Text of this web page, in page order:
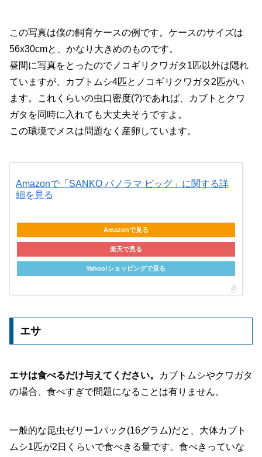
この写真は僕の飼育ケースの例です。ケースのサイズは
56x30cmと、かなり大きめのものです。
昼間に写真をとったのでノコギリクワガタ1匹以外は隠れ
ていますが、カブトムシ4匹とノコギリクワガタ2匹がい
ます。これくらいの虫口密度(?)であれば、カブトとクワ
ガタを同時に入れても大丈夫そうですよ。
この環境でメスは問題なく産卵しています。
Amazonで「SANKO パノラマ ビッグ」に関する詳
細を見る
Amazonで見る
楽天で見る
Yahoo!ショッピングで見る
エサ
エサは食べるだけ与えてください。
カブトムシやクワガタ
の場合、食べすぎで問題になることは有りません。
一般的な昆虫ゼリー1パック(16グラム)だと、大体カブト
ムシ1匹が2日くらいで食べきる量です。食べきっていな